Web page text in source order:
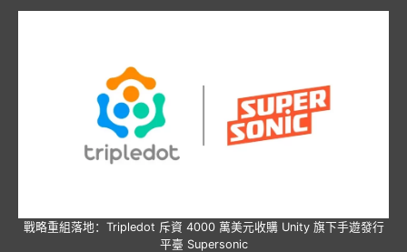
戰略重組落地：Tripledot 斥資 4000 萬美元收購 Unity 旗下手遊發行
平臺 Supersonic